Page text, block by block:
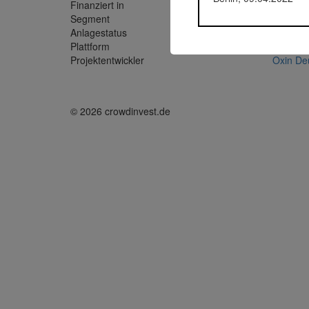
Finanziert in
2021
Segment
Anlagestatus
Plattform
Projektentwickler
Oxin
© 2026 crowdinvest.de